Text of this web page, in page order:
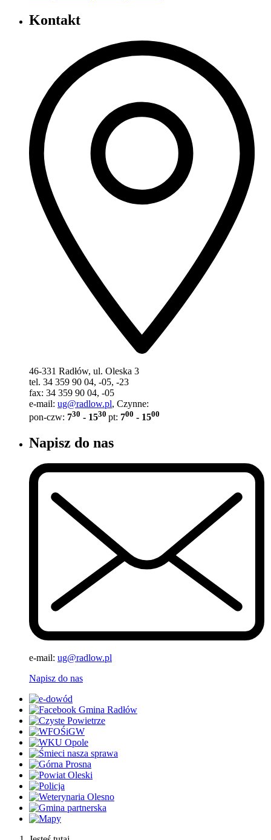
Kontakt
46-331 Radłów, ul. Oleska 3
tel. 34 359 90 04, -05, -23
fax: 34 359 90 04, -05
e-mail: ug@radlow.pl, Czynne:
pon-czw: 730 - 1530 pt: 700 - 1500
Napisz do nas
e-mail: ug@radlow.pl
Napisz do nas